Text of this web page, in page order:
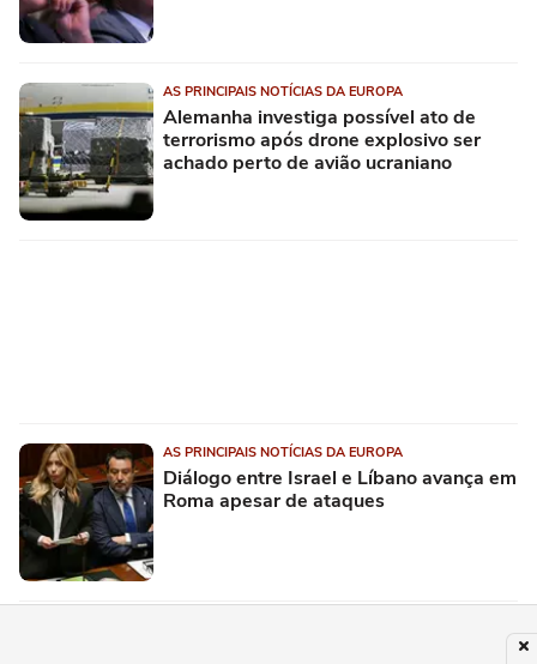
AS PRINCIPAIS NOTÍCIAS DA EUROPA
Alemanha investiga possível ato de
terrorismo após drone explosivo ser
achado perto de avião ucraniano
AS PRINCIPAIS NOTÍCIAS DA EUROPA
Diálogo entre Israel e Líbano avança em
Roma apesar de ataques